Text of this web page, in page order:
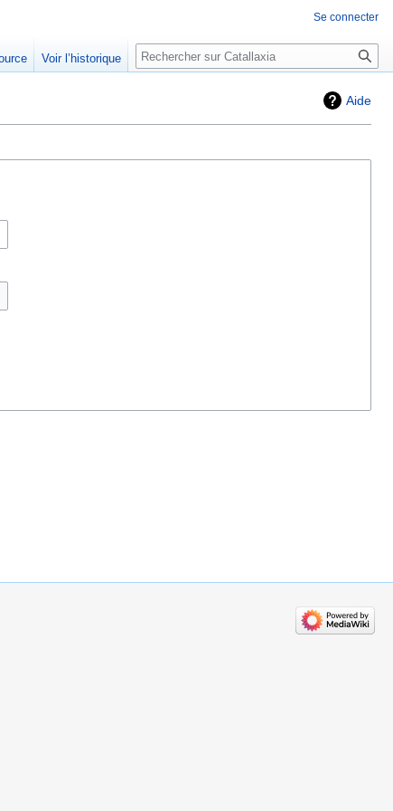
Aide
Se connecter
Voir l’historique Rechercher